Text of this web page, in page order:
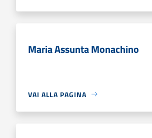
Maria Assunta Monachino
VAI ALLA PAGINA